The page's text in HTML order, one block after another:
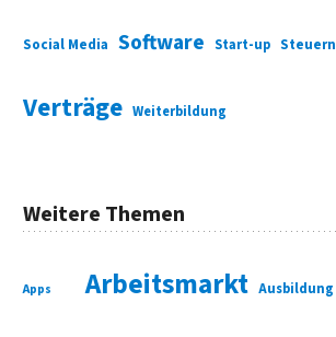
Social Media Software Start-up Steuern
Verträge Weiterbildung
Weitere Themen
Apps Arbeitsmarkt Ausbildung